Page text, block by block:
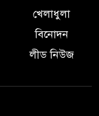
খেলাধুলা
বিনোদন
লীড নিউজ